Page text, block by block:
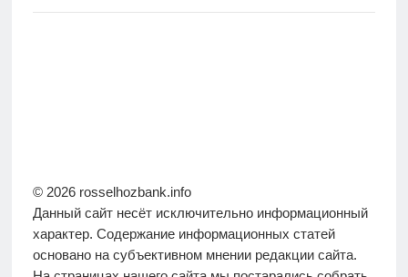
© 2026 rosselhozbank.info
Данный сайт несёт исключительно информационный
характер. Содержание информационных статей
основано на субъективном мнении редакции сайта.